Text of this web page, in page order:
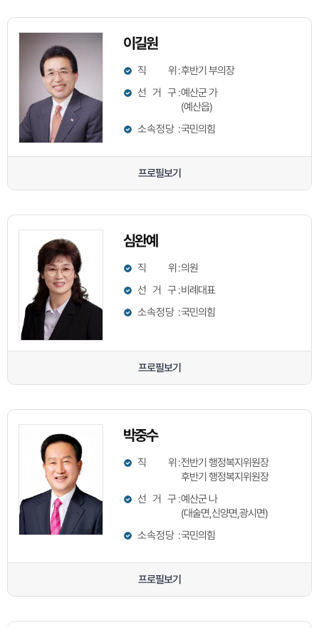
이길원
직 위
:후반기 부의장
선 거 구:예산군 가
(예산읍)
소속정당 :국민의힘
프로필보기
심완예
직 위
:의원
선 거 구:비례대표
소속정당 :국민의힘
프로필보기
박중수
직 위
:전반기 행정복지위원장
후반기 행정복지위원장
선 거 구:예산군 나
(대술면,신양면,광시면)
소속정당 :국민의힘
프로필보기